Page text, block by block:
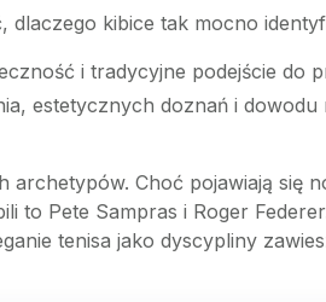
dlaczego kibice tak mocno
i tradycyjne podejście do
estetycznych doznań i
archetypów. Choć pojawiają się
to Pete Sampras i Roger
tenisa jako dyscypliny